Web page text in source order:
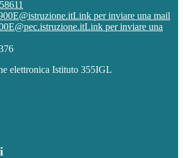
Link per inviare una mail
Link per inviare una
elettronica Istituto 355IGL